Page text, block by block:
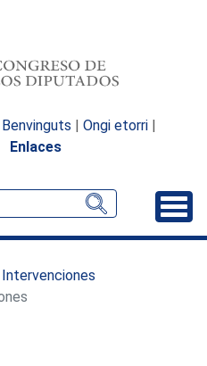
Benvinguts | Ongi etorri |
Enlaces
Intervenciones